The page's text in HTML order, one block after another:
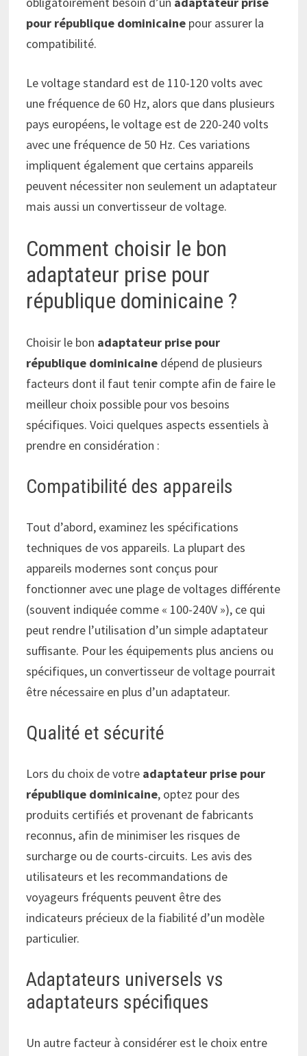
pour république dominicaine pour assurer la
compatibilité.
Le voltage standard est de 110-120 volts avec
une fréquence de 60 Hz, alors que dans plusieurs
pays européens, le voltage est de 220-240 volts
avec une fréquence de 50 Hz. Ces variations
impliquent également que certains appareils
peuvent nécessiter non seulement un adaptateur
mais aussi un convertisseur de voltage.
Comment choisir le bon
adaptateur prise pour
république dominicaine ?
Choisir le bon adaptateur prise pour
république dominicaine dépend de plusieurs
facteurs dont il faut tenir compte afin de faire le
meilleur choix possible pour vos besoins
spécifiques. Voici quelques aspects essentiels à
prendre en considération :
Compatibilité des appareils
Tout d’abord, examinez les spécifications
techniques de vos appareils. La plupart des
appareils modernes sont conçus pour
fonctionner avec une plage de voltages différente
(souvent indiquée comme « 100-240V »), ce qui
peut rendre l’utilisation d’un simple adaptateur
suffisante. Pour les équipements plus anciens ou
spécifiques, un convertisseur de voltage pourrait
être nécessaire en plus d’un adaptateur.
Qualité et sécurité
Lors du choix de votre adaptateur prise pour
république dominicaine, optez pour des
produits certifiés et provenant de fabricants
reconnus, afin de minimiser les risques de
surcharge ou de courts-circuits. Les avis des
utilisateurs et les recommandations de
voyageurs fréquents peuvent être des
indicateurs précieux de la fiabilité d’un modèle
particulier.
Adaptateurs universels vs
adaptateurs spécifiques
Un autre facteur à considérer est le choix entre